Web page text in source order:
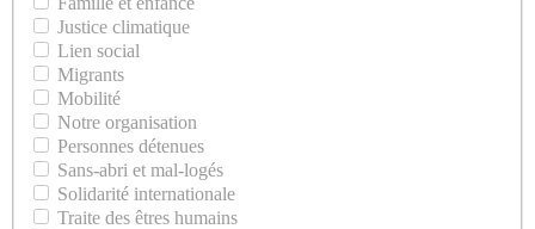
Justice climatique
Lien social
Migrants
Mobilité
Notre organisation
Personnes détenues
Sans-abri et mal-logés
Solidarité internationale
Traite des êtres humains